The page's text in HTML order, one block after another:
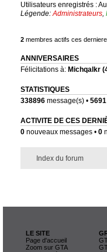
Utilisateurs enregistrés :
Légende:Administrateurs,
2membres actifs ces
ANNIVERSAIRES
Félicitations à: Michqalkr
STATISTIQUES
338896message(s) • 5691
ACTIVITE DE CES
0nouveaux messages • 0
Index du forum
LE SITE
Page d'accueil
Zoom sur GTA